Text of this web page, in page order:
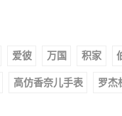
爱彼 万国 积家
高仿香奈儿手表 罗杰